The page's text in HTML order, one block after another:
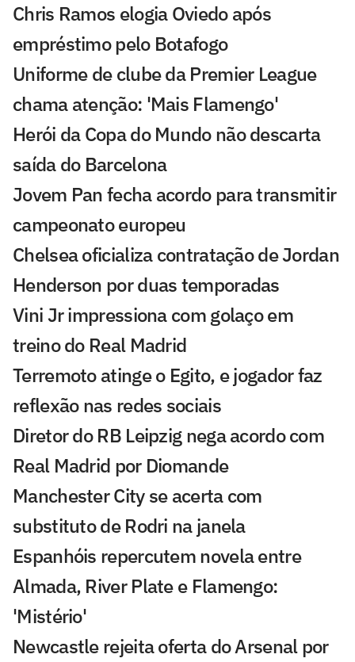
Chris Ramos elogia Oviedo após
empréstimo pelo Botafogo
Uniforme de clube da Premier League
chama atenção: 'Mais Flamengo'
Herói da Copa do Mundo não descarta
saída do Barcelona
Jovem Pan fecha acordo para transmitir
campeonato europeu
Chelsea oficializa contratação de Jordan
Henderson por duas temporadas
Vini Jr impressiona com golaço em
treino do Real Madrid
Terremoto atinge o Egito, e jogador faz
reflexão nas redes sociais
Diretor do RB Leipzig nega acordo com
Real Madrid por Diomande
Manchester City se acerta com
substituto de Rodri na janela
Espanhóis repercutem novela entre
Almada, River Plate e Flamengo:
'Mistério'
Newcastle rejeita oferta do Arsenal por